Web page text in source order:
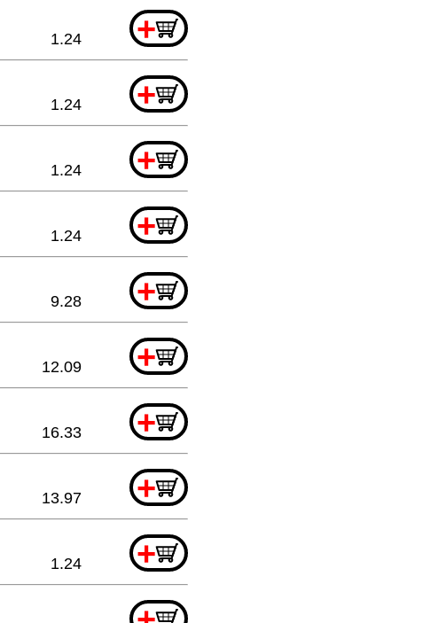
+
1.24
+
1.24
+
1.24
+
1.24
+
9.28
+
12.09
+
16.33
+
13.97
+
1.24